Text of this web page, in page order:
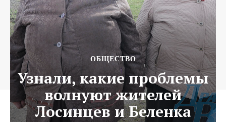
ОБЩЕСТВО
Узнали, какие проблемы
волнуют жителей
Лосинцев и Беленка